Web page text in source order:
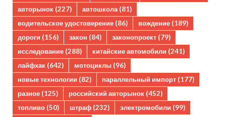
авторынок (227) автошкола(81)
водительское удостоверение (86) вождение (189)
дороги (156) закон (84) законопроект (79)
исследование (288) китайские автомобили (241)
лайфхак (642) мотоциклы (96)
новые технологии (82) параллельный импорт (177)
разное (125) российский авторынок (452)
топливо (50) штраф (232) электромобили (99)